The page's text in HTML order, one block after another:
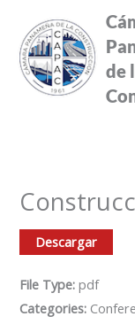
contenido
de
Descargar
File Type:pdf
Categories: